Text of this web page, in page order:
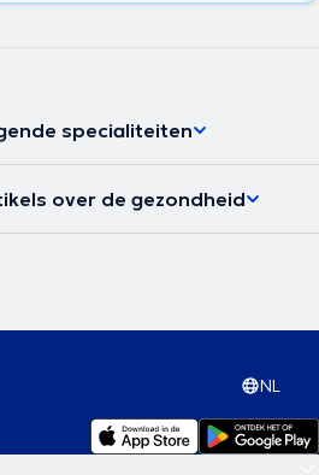
specialiteiten
over de gezondheid
NL